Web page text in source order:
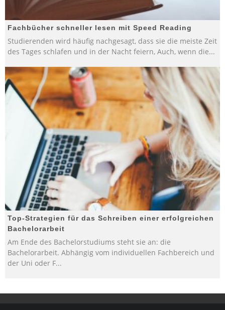
Fachbücher schneller lesen mit Speed Reading
Studierenden wird häufig nachgesagt, dass sie die meiste Zeit
des Tages schlafen und in der Nacht feiern, Auch, wenn die...
Top-Strategien für das Schreiben einer erfolgreichen
Bachelorarbeit
Am Ende des Bachelorstudiums steht sie an: die
Bachelorarbeit. Abhängig vom individuellen Fachbereich und
der Uni oder F...